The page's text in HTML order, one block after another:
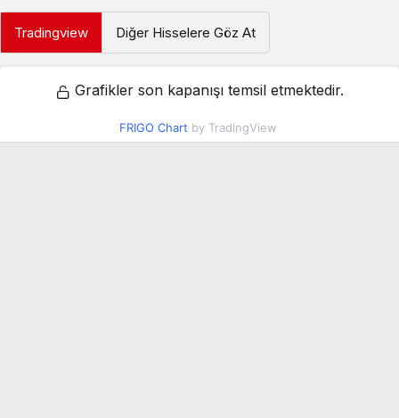
Tradingview Diğer Hisselere Göz At
Grafikler son kapanışı temsil etmektedir.
FRIGO Chart by TradingView